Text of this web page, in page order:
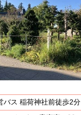
バス 稲荷神社前徒歩2分